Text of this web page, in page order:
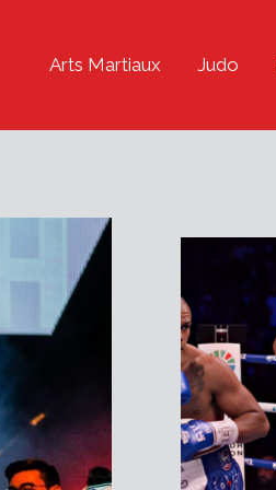
Arts Martiaux Judo